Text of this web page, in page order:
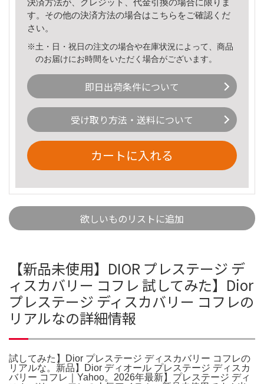
す。その他の決済方法の場合はこちら をご確認くだ
さい。
※土・日・祝日の注文の場合や在庫状況によって、商品
のお届けにお時間をいただく場合がございます。
即日出荷条件について
受け取り方法・送料について
カートに入れる
欲しいものリストに追加
【新品未使用】DIOR プレステージ デ
ィスカバリー コフレ 試してみた】Dior
プレステージ ディスカバリー コフレの
リアルなの詳細情報
試してみた】Dior プレステージ ディスカバリー コフレの
リアルな。新品】Dior ディオール プレステージ ディスカ
バリー コフレ｜Yahoo。2026年最新】プレステージ ディ